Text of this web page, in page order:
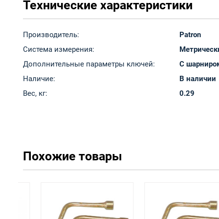
Технические характеристики
Производитель:
Patron
Система измерения:
Дополнительные параметры ключей:
С
Наличие:
В наличии
Вес, кг:
0.29
Похожие товары